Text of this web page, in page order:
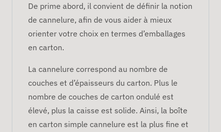
De prime abord, il convient de définir la notion
de cannelure, afin de vous aider à mieux
orienter votre choix en termes d’emballages
en carton.
La cannelure correspond au nombre de
couches et d’épaisseurs du carton. Plus le
nombre de couches de carton ondulé est
élevé, plus la caisse est solide. Ainsi, la boîte
en carton simple cannelure est la plus fine et